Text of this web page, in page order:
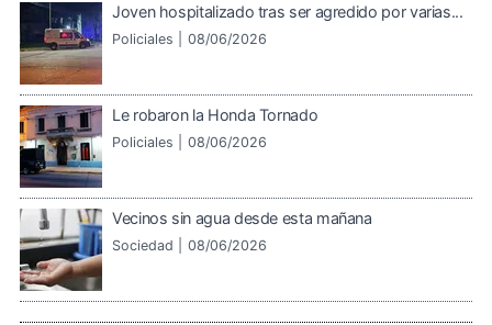
Joven hospitalizado tras ser agredido por varias...
Policiales | 08/06/2026
Le robaron la Honda Tornado
Policiales | 08/06/2026
Vecinos sin agua desde esta mañana
Sociedad | 08/06/2026